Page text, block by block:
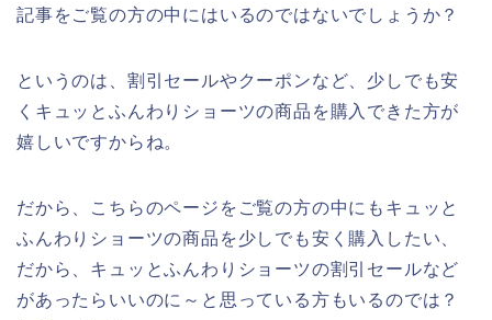
記事をご覧の方の中にはいるのではないでしょうか？
というのは、割引セールやクーポンなど、少しでも安
くキュッとふんわりショーツの商品を購入できた方が
嬉しいですからね。
だから、こちらのページをご覧の方の中にもキュッと
ふんわりショーツの商品を少しでも安く購入したい、
だから、キュッとふんわりショーツの割引セールなど
があったらいいのに～と思っている方もいるのでは？